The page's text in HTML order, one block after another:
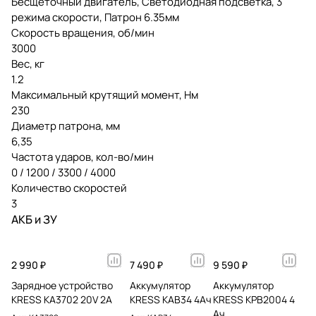
режима скорости, Патрон 6.35мм
Скорость вращения, об/мин
3000
Вес, кг
1.2
Максимальный крутящий момент, Нм
230
Диаметр патрона, мм
6,35
Частота ударов, кол-во/мин
0 / 1200 / 3300 / 4000
Количество скоростей
3
АКБ и ЗУ
2 990 ₽
Зарядное устройство
KRESS KA3702 20V 2A
7 490 ₽
Аккумулятор
KRESS KAB34 4Ач
9 590 ₽
Аккумулятор
KRESS KPB2004 4